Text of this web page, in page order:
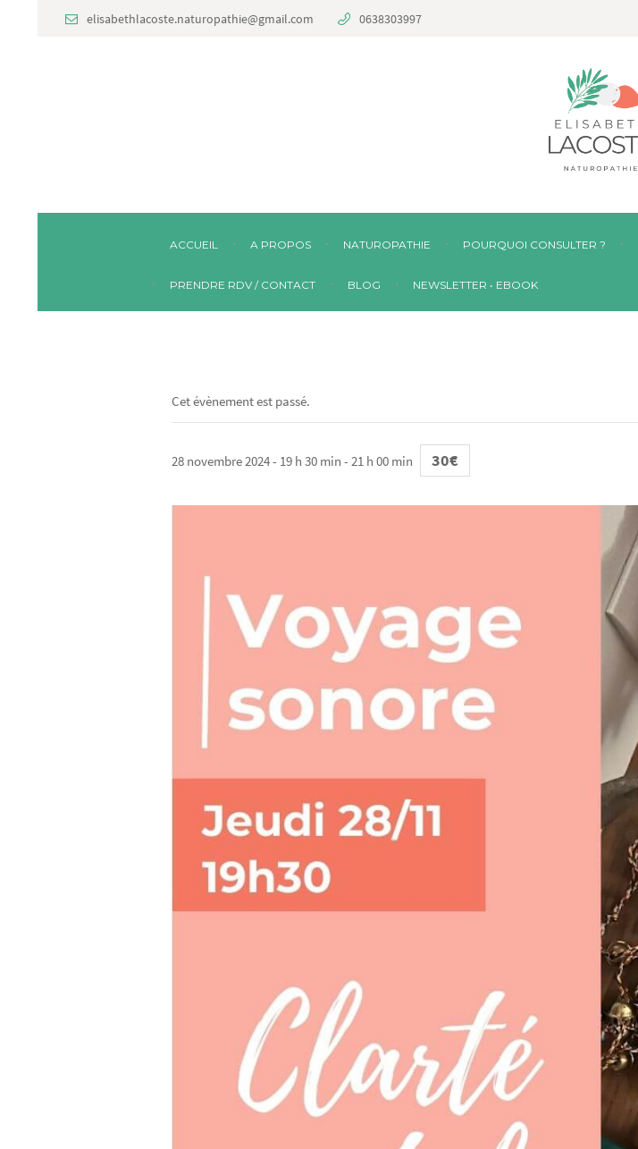
elisabethlacoste.naturopathie@gmail.com 0638303997
ACCUEIL A PROPOS NATUROPATHIE POURQUOI CONSULTER ?
PRENDRE RDV / CONTACT BLOG NEWSLETTER • EBOOK
Cet évènement est passé.
28 novembre 2024 - 19 h 30 min - 21 h 00 min 30€